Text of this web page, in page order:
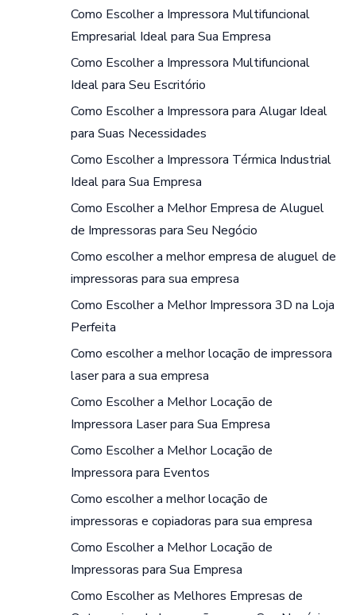
Como Escolher a Impressora Multifuncional
Empresarial Ideal para Sua Empresa
Como Escolher a Impressora Multifuncional
Ideal para Seu Escritório
Como Escolher a Impressora para Alugar Ideal
para Suas Necessidades
Como Escolher a Impressora Térmica Industrial
Ideal para Sua Empresa
Como Escolher a Melhor Empresa de Aluguel
de Impressoras para Seu Negócio
Como escolher a melhor empresa de aluguel de
impressoras para sua empresa
Como Escolher a Melhor Impressora 3D na Loja
Perfeita
Como escolher a melhor locação de impressora
laser para a sua empresa
Como Escolher a Melhor Locação de
Impressora Laser para Sua Empresa
Como Escolher a Melhor Locação de
Impressora para Eventos
Como escolher a melhor locação de
impressoras e copiadoras para sua empresa
Como Escolher a Melhor Locação de
Impressoras para Sua Empresa
Como Escolher as Melhores Empresas de